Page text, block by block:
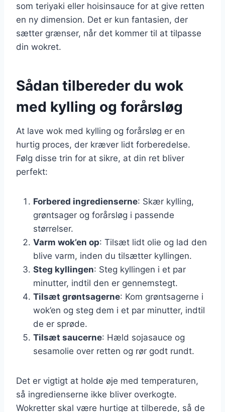
som teriyaki eller hoisinsauce for at give retten
en ny dimension. Det er kun fantasien, der
sætter grænser, når det kommer til at tilpasse
din wokret.
Sådan tilbereder du wok
med kylling og forårsløg
At lave wok med kylling og forårsløg er en
hurtig proces, der kræver lidt forberedelse.
Følg disse trin for at sikre, at din ret bliver
perfekt:
Forbered ingredienserne: Skær kylling,
grøntsager og forårsløg i passende
størrelser.
Varm wok’en op: Tilsæt lidt olie og lad den
blive varm, inden du tilsætter kyllingen.
Steg kyllingen: Steg kyllingen i et par
minutter, indtil den er gennemstegt.
Tilsæt grøntsagerne: Kom grøntsagerne i
wok’en og steg dem i et par minutter, indtil
de er sprøde.
Tilsæt saucerne: Hæld sojasauce og
sesamolie over retten og rør godt rundt.
Det er vigtigt at holde øje med temperaturen,
så ingredienserne ikke bliver overkogte.
Wokretter skal være hurtige at tilberede, så de